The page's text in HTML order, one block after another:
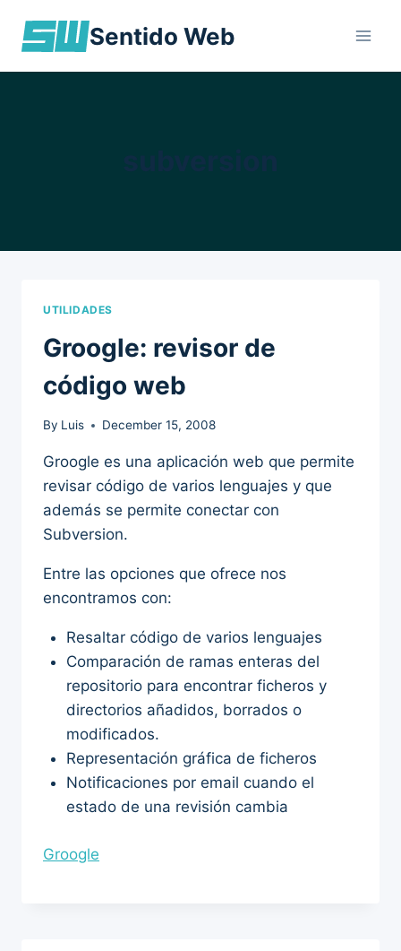
Sentido Web
UTILIDADES
Groogle: revisor de
código web
By Luis December 15, 2008
Groogle es una aplicación web que permite
revisar código de varios lenguajes y que
además se permite conectar con
Subversion.
Entre las opciones que ofrece nos
encontramos con:
Resaltar código de varios lenguajes
Comparación de ramas enteras del
repositorio para encontrar ficheros y
directorios añadidos, borrados o
modificados.
Representación gráfica de ficheros
Notificaciones por email cuando el
estado de una revisión cambia
Groogle